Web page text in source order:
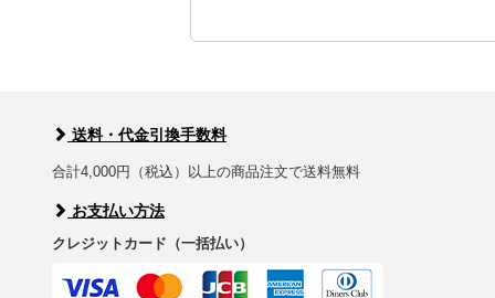
送料・代金引換手数料
合計4,000円（税込）以上の商品注文で送料無料
お支払い方法
クレジットカード（一括払い）